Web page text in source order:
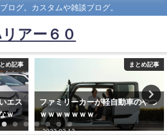
ログ。カスタムや雑談ブログ。
アー６０
め記事
やつ
まとめ記事
トヨタの期間工て色々言われてる
けど最高だったわｗｗｗｗｗ
2019-05-27